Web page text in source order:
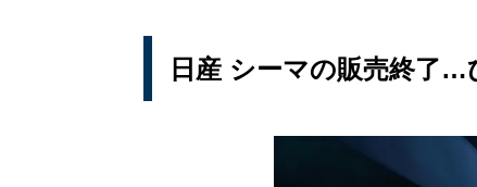
日産 シーマの販売終了